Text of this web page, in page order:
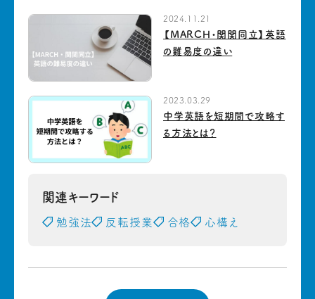
2024.11.21
【MARCH・関関同立】英語
の難易度の違い
2023.03.29
中学英語を短期間で攻略す
る方法とは？
関連キーワード
勉強法 反転授業 合格 心構え